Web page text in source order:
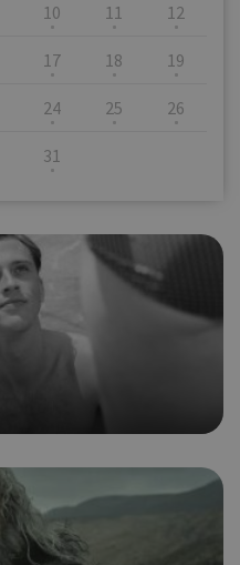
10 11 12
17 18 19
24 25 26
31